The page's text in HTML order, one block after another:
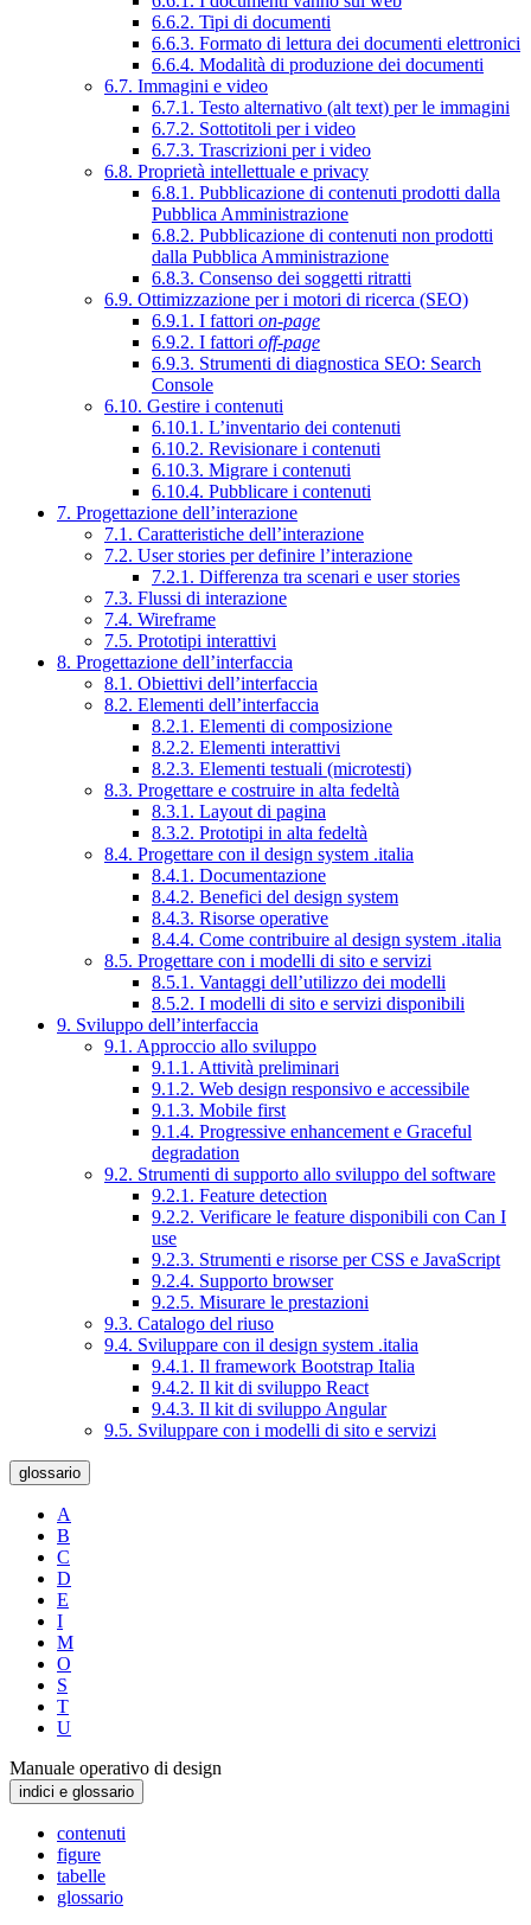
6.6.2. Tipi di documenti
6.6.3. Formato di lettura dei documenti elettronici
6.6.4. Modalità di produzione dei documenti
6.7. Immagini e video
6.7.1. Testo alternativo (alt text) per le immagini
6.7.2. Sottotitoli per i video
6.7.3. Trascrizioni per i video
6.8. Proprietà intellettuale e privacy
6.8.1. Pubblicazione di contenuti prodotti dalla
Pubblica Amministrazione
6.8.2. Pubblicazione di contenuti non prodotti
dalla Pubblica Amministrazione
6.8.3. Consenso dei soggetti ritratti
6.9. Ottimizzazione per i motori di ricerca (SEO)
6.9.1. I fattori on-page
6.9.2. I fattori off-page
6.9.3. Strumenti di diagnostica SEO: Search
Console
6.10. Gestire i contenuti
6.10.1. L’inventario dei contenuti
6.10.2. Revisionare i contenuti
6.10.3. Migrare i contenuti
6.10.4. Pubblicare i contenuti
7. Progettazione dell’interazione
7.1. Caratteristiche dell’interazione
7.2. User stories per definire l’interazione
7.2.1. Differenza tra scenari e user stories
7.3. Flussi di interazione
7.4. Wireframe
7.5. Prototipi interattivi
8. Progettazione dell’interfaccia
8.1. Obiettivi dell’interfaccia
8.2. Elementi dell’interfaccia
8.2.1. Elementi di composizione
8.2.2. Elementi interattivi
8.2.3. Elementi testuali (microtesti)
8.3. Progettare e costruire in alta fedeltà
8.3.1. Layout di pagina
8.3.2. Prototipi in alta fedeltà
8.4. Progettare con il design system .italia
8.4.1. Documentazione
8.4.2. Benefici del design system
8.4.3. Risorse operative
8.4.4. Come contribuire al design system .italia
8.5. Progettare con i modelli di sito e servizi
8.5.1. Vantaggi dell’utilizzo dei modelli
8.5.2. I modelli di sito e servizi disponibili
9. Sviluppo dell’interfaccia
9.1. Approccio allo sviluppo
9.1.1. Attività preliminari
9.1.2. Web design responsivo e accessibile
9.1.3. Mobile first
9.1.4. Progressive enhancement e Graceful
degradation
9.2. Strumenti di supporto allo sviluppo del software
9.2.1. Feature detection
9.2.2. Verificare le feature disponibili con Can I
use
9.2.3. Strumenti e risorse per CSS e JavaScript
9.2.4. Supporto browser
9.2.5. Misurare le prestazioni
9.3. Catalogo del riuso
9.4. Sviluppare con il design system .italia
9.4.1. Il framework Bootstrap Italia
9.4.2. Il kit di sviluppo React
9.4.3. Il kit di sviluppo Angular
9.5. Sviluppare con i modelli di sito e servizi
glossario
A
B
C
D
E
I
M
O
S
T
U
Manuale operativo di design
indici e glossario
contenuti
figure
tabelle
glossario